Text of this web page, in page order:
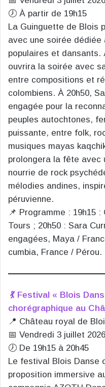
🕖 À partir de 19h15
La Guinguette de Blois
avec une soirée dédiée
populaires et dansants.
ouvrira la soirée avec
entre compositions et
colombiens. À 20h50,
engagée pour la
peuples autochtones,
puissante, entre folk,
musiques mayas
prolongera la fête avec
nourrie de rock
mélodies andines,
péruvienne.
📌 Programme : 19h15
Tours ; 20h50 : Sara
engagées, Maya /
cumbia, France / Pérou.
💃 Festival « Blois
chorégraphique au
📍 Château royal de
📅 Vendredi 3 juillet 2026
🕖 De 19h15 à 20h45
Le festival Blois Danse
proposition immersive